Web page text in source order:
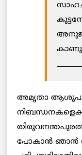
അമൃതാ
പോകാന്‍ ഞാന്‍